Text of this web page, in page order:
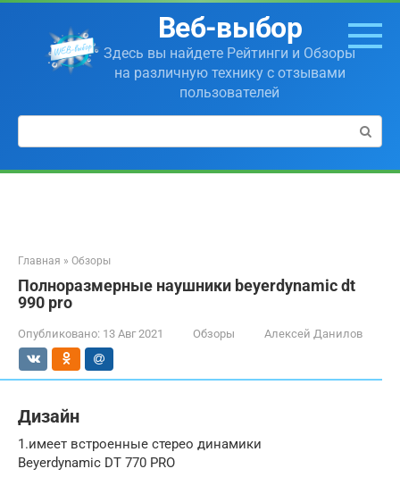
Перейти
контенту
Веб-выбор
Здесь вы найдете Рейтинги и Обзоры
на различную технику с отзывами
пользователей
Поиск:
Главная » Обзоры
Полноразмерные наушники beyerdynamic dt
990 pro
Опубликовано: 13 Авг 2021 Обзоры Алексей Данилов
Дизайн
1.имеет встроенные стерео динамики
Beyerdynamic DT 770 PRO